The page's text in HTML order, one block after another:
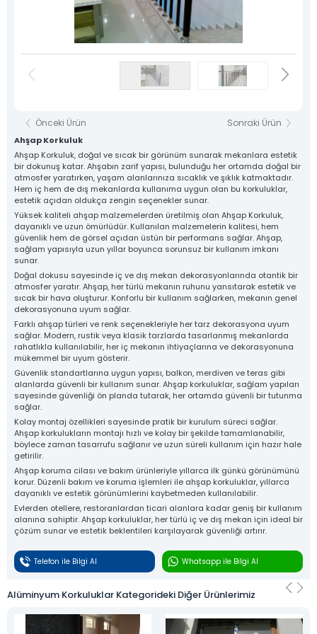
Whatsapp Hattı
0 545 234 31 97
Konum
Alüminyum Pleksi Korkuluklar Krom Korkuluklar Cam Korkuluklar
Cam Balkon
Sistemleri Doğramalar Cepheler Pvc Doğramalar
Duşakabin
Sistemleri Sineklik Sistemleri Kış Bahçe Kapama Giyotin Cam Balkon
Tüm hakkı saklıdır. Sitemizde kullanılan tüm içerik ve görseller
Sineklik Sistemleri
Kış Bahçe Kapama
Giyotin Cam Balkon
İletişim
Önceki Ürün Sonraki Ürün
Ahşap Korkuluk
Ahşap Korkuluk, doğal ve sıcak bir görünüm sunarak mekanlara estetik
bir dokunuş katar. Ahşabın zarif yapısı, bulunduğu her ortamda doğal bir
atmosfer yaratırken, yaşam alanlarınıza sıcaklık ve şıklık katmaktadır.
Hem iç hem de dış mekanlarda kullanıma uygun olan bu korkuluklar,
estetik açıdan oldukça zengin seçenekler sunar.
Yüksek kaliteli ahşap malzemelerden üretilmiş olan Ahşap Korkuluk,
dayanıklı ve uzun ömürlüdür. Kullanılan malzemelerin kalitesi, hem
güvenlik hem de görsel açıdan üstün bir performans sağlar. Ahşap,
sağlam yapısıyla uzun yıllar boyunca sorunsuz bir kullanım imkanı
sunar.
Doğal dokusu sayesinde iç ve dış mekan dekorasyonlarında otantik bir
atmosfer yaratır. Ahşap, her türlü mekanın ruhunu yansıtarak estetik ve
sıcak bir hava oluşturur. Konforlu bir kullanım sağlarken, mekanın genel
dekorasyonuna uyum sağlar.
Farklı ahşap türleri ve renk seçenekleriyle her tarz dekorasyona uyum
sağlar. Modern, rustik veya klasik tarzlarda tasarlanmış mekanlarda
rahatlıkla kullanılabilir, her iç mekanın ihtiyaçlarına ve dekorasyonuna
mükemmel bir uyum gösterir.
Güvenlik standartlarına uygun yapısı, balkon, merdiven ve teras gibi
alanlarda güvenli bir kullanım sunar. Ahşap korkuluklar, sağlam yapıları
sayesinde güvenliği ön planda tutarak, her ortamda güvenli bir tutunma
sağlar.
Kolay montaj özellikleri sayesinde pratik bir kurulum süreci sağlar.
Ahşap korkulukların montajı hızlı ve kolay bir şekilde tamamlanabilir,
böylece zaman tasarrufu sağlanır ve uzun süreli kullanım için hazır hale
getirilir.
Ahşap koruma cilası ve bakım ürünleriyle yıllarca ilk günkü görünümünü
korur. Düzenli bakım ve koruma işlemleri ile ahşap korkuluklar, yıllarca
dayanıklı ve estetik görünümlerini kaybetmeden kullanılabilir.
Evlerden otellere, restoranlardan ticari alanlara kadar geniş bir kullanım
alanına sahiptir. Ahşap korkuluklar, her türlü iç ve dış mekan için ideal bir
çözüm sunar ve estetik beklentileri karşılayarak güvenliği artırır.
Telefon ile Bilgi Al Whatsapp ile Bilgi Al
Alüminyum Korkuluklar Kategorideki Diğer Ürünlerimiz